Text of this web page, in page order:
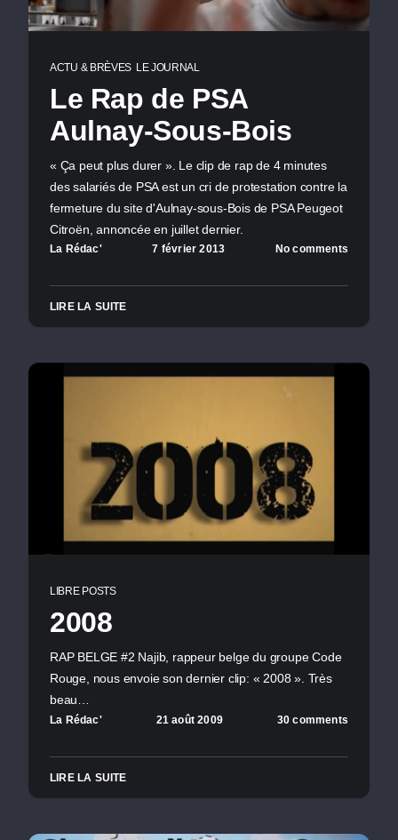
ACTU & BRÈVES LE JOURNAL
Le Rap de PSA
Aulnay-Sous-Bois
« Ça peut plus durer ». Le clip de rap de 4 minutes
des salariés de PSA est un cri de protestation contre la
fermeture du site d'Aulnay-sous-Bois de PSA Peugeot
Citroën, annoncée en juillet dernier.
La Rédac' 7 février 2013 No comments
LIRE LA SUITE
LIBRE POSTS
2008
RAP BELGE #2 Najib, rappeur belge du groupe Code
Rouge, nous envoie son dernier clip: « 2008 ». Très
beau…
La Rédac' 21 août 2009 30 comments
LIRE LA SUITE